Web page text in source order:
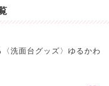
洗面台グッズ〉ゆるかわ